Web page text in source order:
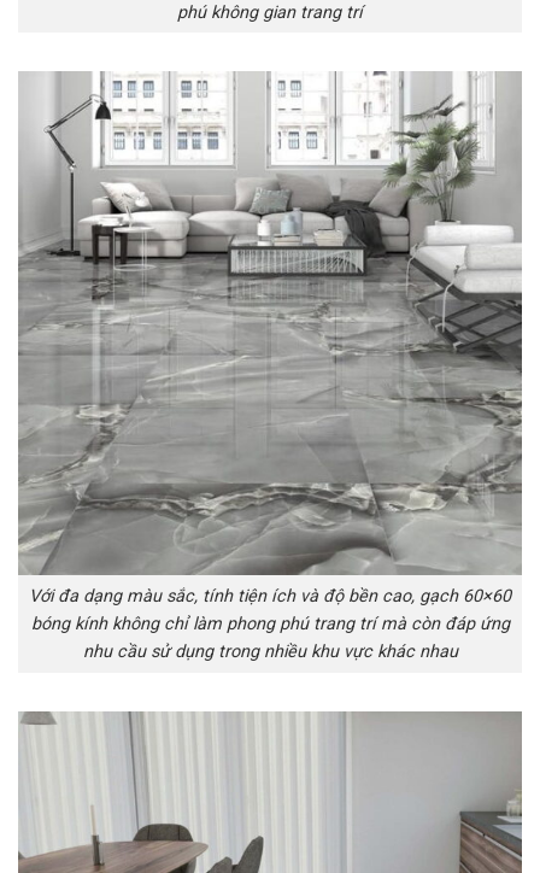
phú không gian trang trí
Với đa dạng màu sắc, tính tiện ích và độ bền cao, gạch 60×60
bóng kính không chỉ làm phong phú trang trí mà còn đáp ứng
nhu cầu sử dụng trong nhiều khu vực khác nhau